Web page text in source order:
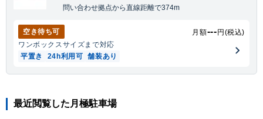
問い合わせ拠点から直線距離で374m
空き待ち可 月額--- 円(税込)
ワンボックスサイズまで対応
平置き
24h利用可 舗装あり
最近閲覧した月極駐車場